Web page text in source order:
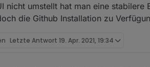
nicht umstellt hat man eine
die Github Installation zu
Letzte Antwort 19. Apr. 2021, 19:34